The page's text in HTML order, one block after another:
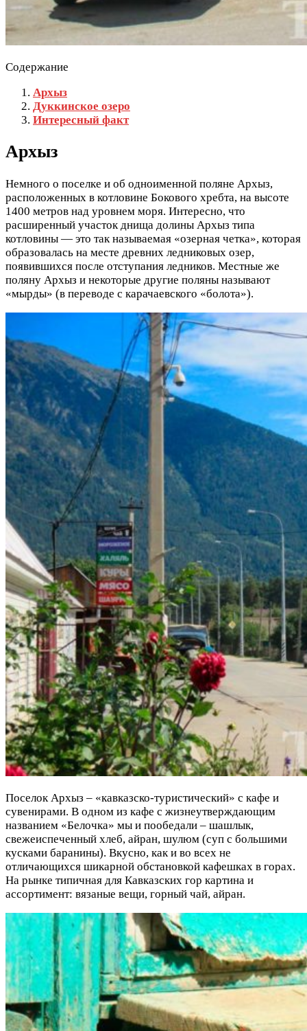
Содержание
Архыз
Дуккинское озеро
Интересный факт
Архыз
Немного о поселке и об одноименной поляне Архыз,
расположенных в котловине Бокового хребта, на высоте
1400 метров над уровнем моря. Интересно, что
расширенный участок днища долины Архыз типа
котловины — это так называемая «озерная четка», которая
образовалась на месте древних ледниковых озер,
появившихся после отступания ледников. Местные же
поляну Архыз и некоторые другие поляны называют
«мырды» (в переводе с карачаевского «болота»).
Поселок Архыз – «кавказско-туристический» с кафе и
сувенирами. В одном из кафе с жизнеутверждающим
названием «Белочка» мы и пообедали – шашлык,
свежеиспеченный хлеб, айран, шулюм (суп с большими
кусками баранины). Вкусно, как и во всех не
отличающихся шикарной обстановкой кафешках в горах.
На рынке типичная для Кавказских гор картина и
ассортимент: вязаные вещи, горный чай, айран.